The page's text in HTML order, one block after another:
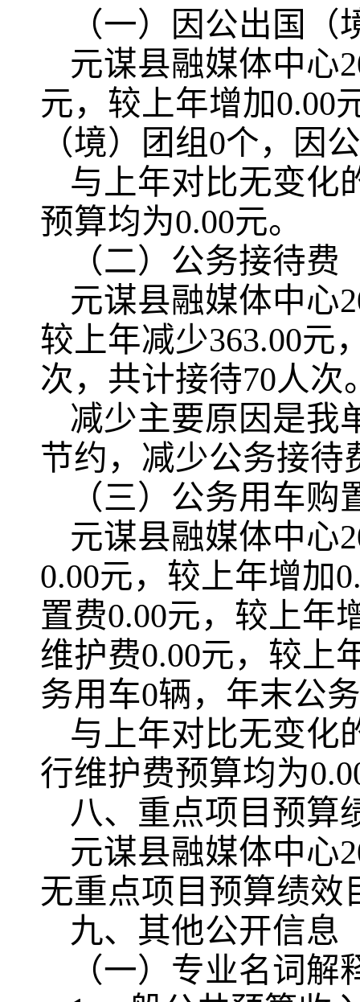
（一）因公出国（
元谋县融媒体中心
元，较上年增加0.00
（境）团组0个，因
与上年对比无变化
预算均为0.00元。
（二）公务接待费
元谋县融媒体中心
较上年减少363.00元
次，共计接待70人次
减少主要原因是我
节约，减少公务接待
（三）公务用车
元谋县融媒体中心
0.00元，较上年增加
置费0.00元，较上年
维护费0.00元，较上
务用车0辆，年末公
与上年对比无变化
行维护费预算均为
八、重点项目预算
元谋县融媒体中心
无重点项目预算绩效
九、其他公开信息
（一）专业名词解